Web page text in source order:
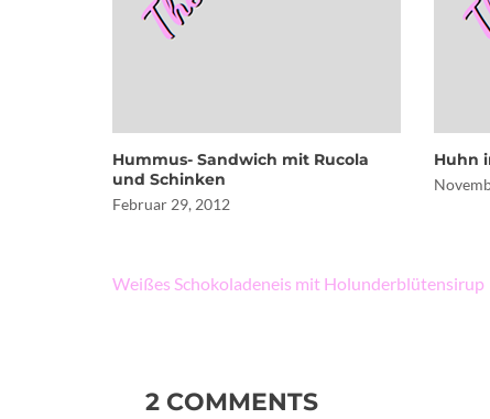
Hummus- Sandwich mit Rucola
und Schinken
Februar 29, 2012
Huhn
Beitragsnavigation
Weißes Schokoladeneis mit Holunderblütensirup
2 COMMENTS